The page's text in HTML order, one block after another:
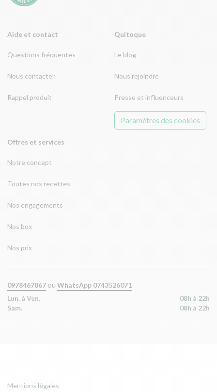
Aide et contact
Questions fréquentes
Nous contacter
Rappel produit
Offres et services
Notre concept
Toutes nos recettes
Nos engagements
Nos box
Nos prix
Quitoque
Le blog
Nous rejoindre
Presse et influenceurs
Paramètres des cookies
0978467867 ou WhatsApp 0743526071
Lun. à Ven.
08h à 22h
Sam.
08h à 22h
Mentions légales